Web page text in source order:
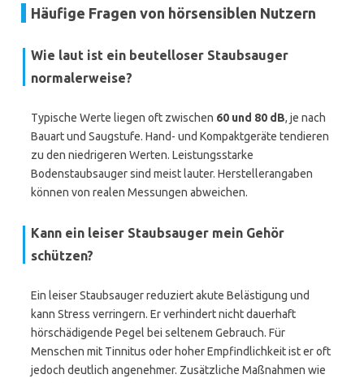
Häufige Fragen von hörsensiblen Nutzern
Wie laut ist ein beutelloser Staubsauger
normalerweise?
Typische Werte liegen oft zwischen 60 und 80 dB, je nach
Bauart und Saugstufe. Hand- und Kompaktgeräte tendieren
zu den niedrigeren Werten. Leistungsstarke
Bodenstaubsauger sind meist lauter. Herstellerangaben
können von realen Messungen abweichen.
Kann ein leiser Staubsauger mein Gehör
schützen?
Ein leiser Staubsauger reduziert akute Belästigung und
kann Stress verringern. Er verhindert nicht dauerhaft
hörschädigende Pegel bei seltenem Gebrauch. Für
Menschen mit Tinnitus oder hoher Empfindlichkeit ist er oft
jedoch deutlich angenehmer. Zusätzliche Maßnahmen wie